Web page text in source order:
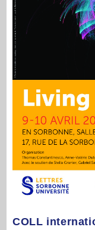
COLL